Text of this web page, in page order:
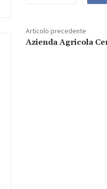
Articolo precedente
Azienda Agricola